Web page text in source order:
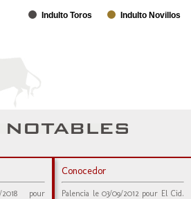
Indulto Toros Indulto Novillos
pour
Conocedor
Palencia le 03/09/2012 pour El Cid.